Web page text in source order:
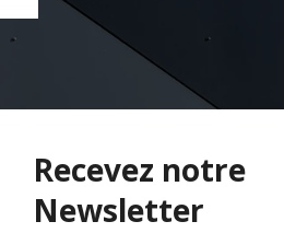
Recevez notre
Newsletter